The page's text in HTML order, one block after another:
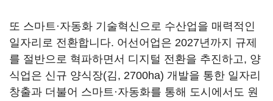
또 스마트·자동화 기술혁신으로 수산업을 매력적인
일자리로 전환합니다. 어선어업은 2027년까지 규제
를 절반으로 혁파하면서 디지털 전환을 추진하고, 양
식업은 신규 양식장(김, 2700ha) 개발을 통한 일자리
창출과 더불어 스마트·자동화를 통해 도시에서도 원